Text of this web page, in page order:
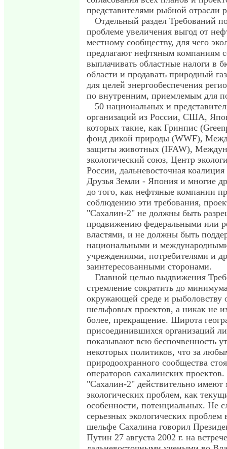
представителями рыбной отрасли
Отдельный раздел Требований
проблеме увеличения выгод от
местному сообществу, для чего
предлагают нефтяным компаниям
выплачивать областные налоги в
области и продавать природный
для целей энергообеспечения
по внутренним, приемлемым для
50 национальных и
организаций из России, США,
которых такие, как Гринпис
фонд дикой природы (WWF),
защиты животных (IFAW),
экологический союз, Центр
России, дальневосточная
Друзья Земли - Япония и многие
до того, как нефтяные компании
соблюдению эти требования,
"Сахалин-2" не должны быть
продвижению федеральными или
властями, и не должны быть
национальными и
учреждениями, потребителями и
заинтересованными сторонами.
Главной целью выдвижения
стремление сократить до
окружающей среде и рыболовству
шельфовых проектов, а никак не
более, прекращение. Широта
присоединившихся организаций
показывают всю беспочвенность
некоторых политиков, что за
природоохранного сообщества
операторов сахалинских
"Сахалин-2" действительно имеют
экологических проблем, как
особенности, потенциальных. Не
серьезных экологических
шельфе Сахалина говорил
Путин 27 августа 2002 г. на